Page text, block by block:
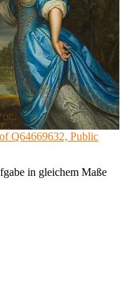
Q64669632, Public
in gleichem Maße